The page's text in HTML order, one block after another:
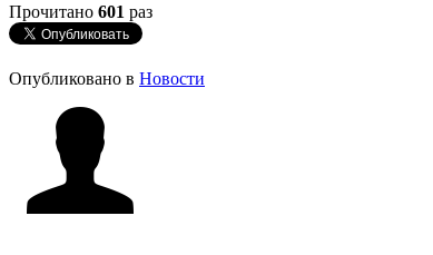
Прочитано 601 раз
Опубликовано в Новости